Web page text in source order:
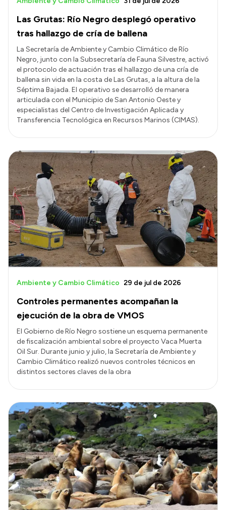
Las Grutas: Río Negro desplegó operativo
tras hallazgo de cría de ballena
La Secretaría de Ambiente y Cambio Climático de Río
Negro, junto con la Subsecretaría de Fauna Silvestre, activó
el protocolo de actuación tras el hallazgo de una cría de
ballena sin vida en la costa de Las Grutas, a la altura de la
Séptima Bajada. El operativo se desarrolló de manera
articulada con el Municipio de San Antonio Oeste y
especialistas del Centro de Investigación Aplicada y
Transferencia Tecnológica en Recursos Marinos (CIMAS).
Controles permanentes acompañan la
ejecución de la obra de VMOS
Ambiente y Cambio Climático 29 de jul de 2026
El Gobierno de Río Negro sostiene un esquema permanente
de fiscalización ambiental sobre el proyecto Vaca Muerta
Oil Sur. Durante junio y julio, la Secretaría de Ambiente y
Cambio Climático realizó nuevos controles técnicos en
distintos sectores claves de la obra